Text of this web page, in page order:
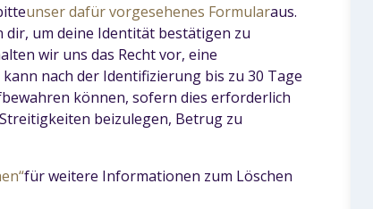
unser dafür vorgesehenes Formularaus.
um deine Identität bestätigen zu
wir uns das Recht vor, eine
nach der Identifizierung bis zu 30 Tage
können, sofern dies erforderlich
beizulegen, Betrug zu
für weitere Informationen zum Löschen